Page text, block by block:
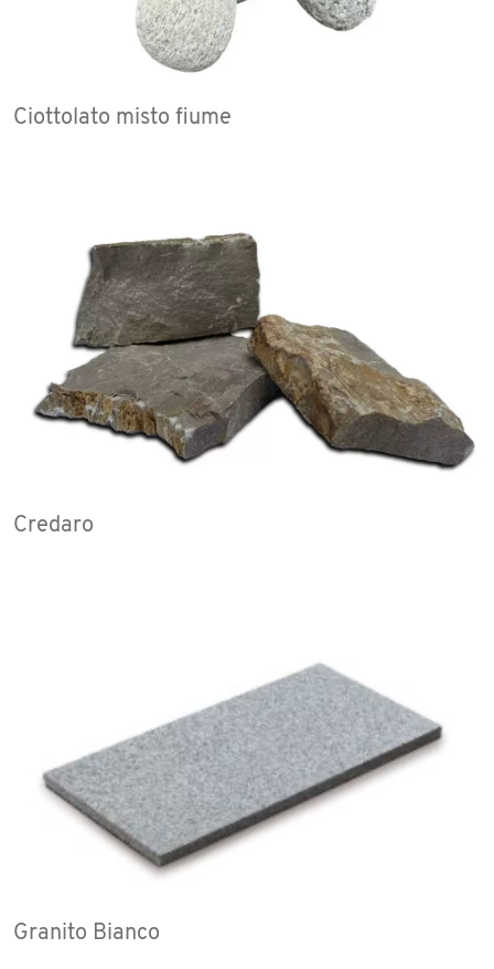
Ciottolato misto fiume
Credaro
Granito Bianco